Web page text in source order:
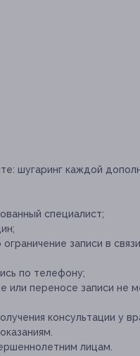
шугаринг каждой
специалист;
записи в
по телефону;
переносе записи не
консультации у
лицам.